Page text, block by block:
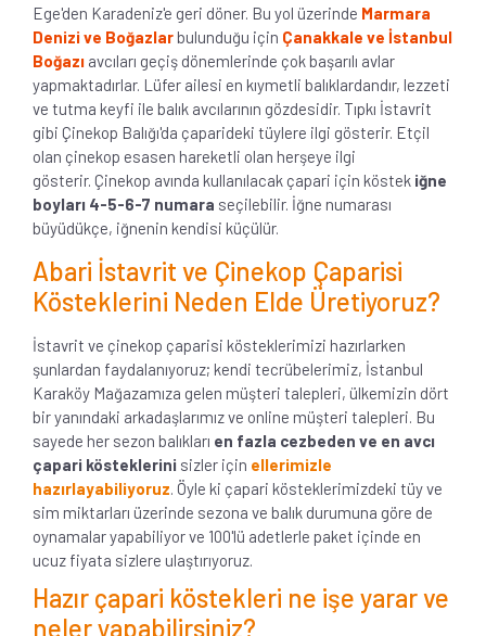
Ege'den Karadeniz'e geri döner. Bu yol üzerinde Marmara
Denizi ve Boğazlar bulunduğu için Çanakkale ve İstanbul
Boğazı avcıları geçiş dönemlerinde çok başarılı avlar
yapmaktadırlar. Lüfer ailesi en kıymetli balıklardandır, lezzeti
ve tutma keyfi ile balık avcılarının gözdesidir. Tıpkı İstavrit
gibi Çinekop Balığı'da çaparideki tüylere ilgi gösterir. Etçil
olan çinekop esasen hareketli olan herşeye ilgi
gösterir. Çinekop avında kullanılacak çapari için köstek iğne
boyları 4-5-6-7 numara seçilebilir. İğne numarası
büyüdükçe, iğnenin kendisi küçülür.
Abari İstavrit ve Çinekop Çaparisi
Kösteklerini Neden Elde Üretiyoruz?
İstavrit ve çinekop çaparisi kösteklerimizi hazırlarken
şunlardan faydalanıyoruz; kendi tecrübelerimiz, İstanbul
Karaköy Mağazamıza gelen müşteri talepleri, ülkemizin dört
bir yanındaki arkadaşlarımız ve online müşteri talepleri. Bu
sayede her sezon balıkları en fazla cezbeden ve en avcı
çapari kösteklerini sizler için ellerimizle
hazırlayabiliyoruz . Öyle ki çapari kösteklerimizdeki tüy ve
sim miktarları üzerinde sezona ve balık durumuna göre de
oynamalar yapabiliyor ve 100'lü adetlerle paket içinde en
ucuz fiyata sizlere ulaştırıyoruz.
Hazır çapari köstekleri ne işe yarar ve
neler yapabilirsiniz?